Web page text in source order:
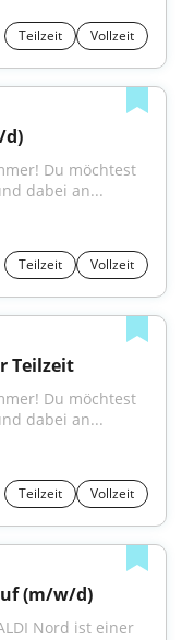
Teilzeit Vollzeit
d)
Du möchtest
dabei an...
Teilzeit Vollzeit
Teilzeit
Du möchtest
dabei an...
Teilzeit Vollzeit
(m/w/d)
Nord ist einer